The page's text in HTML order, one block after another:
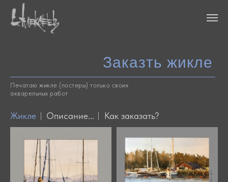
Заказть жикле
Печатаю жикле (постеры) только своих
акварельных работ
Описание...
Жикле Как заказать?